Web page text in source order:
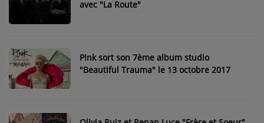
INFOS POP ROCK
La Radio
EMISSIONS
ARTISTES
avec "La Route"
P!nk sort son 7ème album studio
"Beautiful Trauma" le 13 octobre 2017